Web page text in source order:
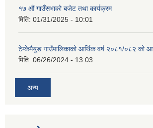
१७ औं गाउँसभाको बजेट तथा कार्यक्रम
मिति: 01/31/2025 - 10:01
टेम्केमैयुङ गाउँपालिकाको आर्थिक वर्ष २०८१/०८२ को
मिति: 06/26/2024 - 13:03
अन्य